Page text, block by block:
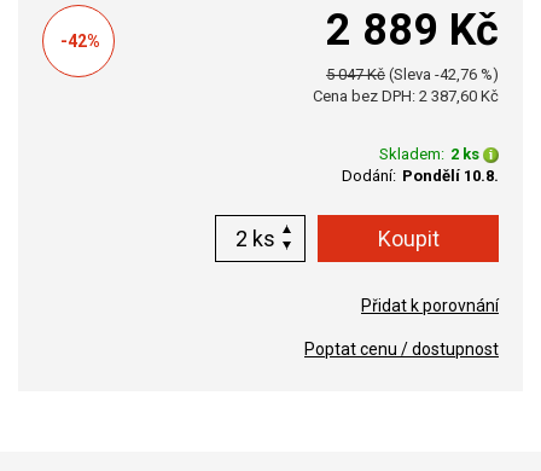
-42% 2 889 Kč
5 047 Kč (Sleva -42,76 %)
Cena bez DPH: 2 387,60 Kč
Skladem: 2 ks
Dodání: Pondělí 10.8.
ks
Přidat k porovnání
Poptat cenu / dostupnost